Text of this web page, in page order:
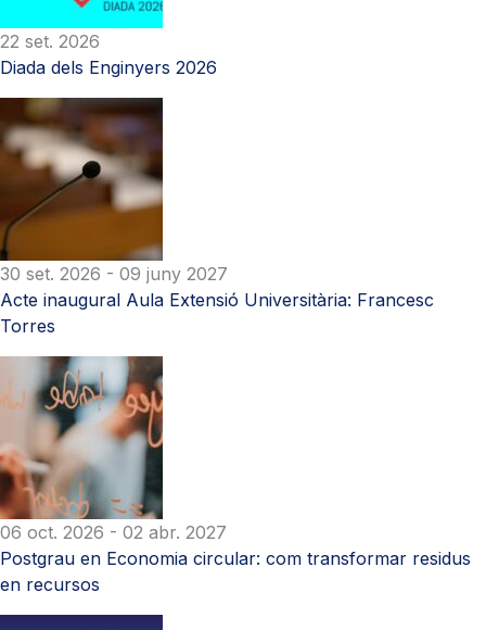
22 set. 2026
Diada dels Enginyers 2026
30 set. 2026 - 09 juny 2027
Acte inaugural Aula Extensió Universitària: Francesc
Torres
06 oct. 2026 - 02 abr. 2027
Postgrau en Economia circular: com transformar residus
en recursos